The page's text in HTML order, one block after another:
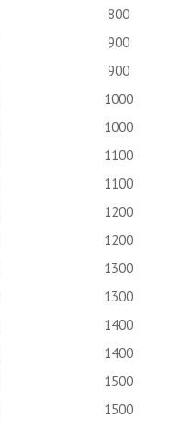
800
900
900
1000
1000
1100
1100
1200
1200
1300
1300
1400
1400
1500
1500